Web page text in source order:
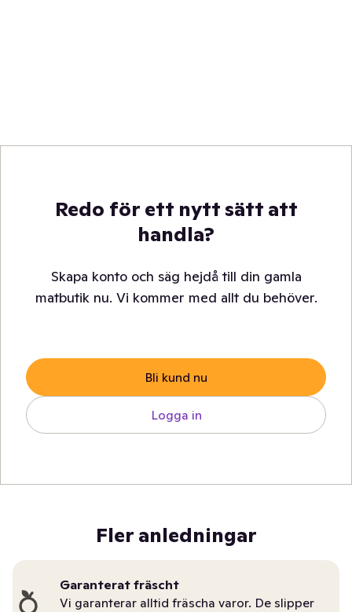
Redo för ett nytt sätt att
handla?
Skapa konto och säg hejdå till din gamla
matbutik nu. Vi kommer med allt du behöver.
Bli kund nu
Logga in
Fler anledningar
Garanterat fräscht
Vi garanterar alltid fräscha varor. De slipper